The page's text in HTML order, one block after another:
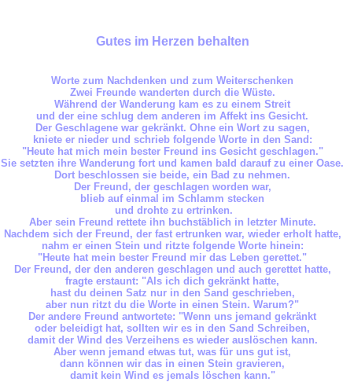
Gutes im Herzen behalten
Worte zum Nachdenken und zum Weiterschenken
Zwei Freunde wanderten durch die Wüste.
Während der Wanderung kam es zu einem Streit
und der eine schlug dem anderen im Affekt ins Gesicht.
Der Geschlagene war gekränkt. Ohne ein Wort zu sagen,
kniete er nieder und schrieb folgende Worte in den Sand:
"Heute hat mich mein bester Freund ins Gesicht geschlagen."
Sie setzten ihre Wanderung fort und kamen bald darauf zu einer Oase.
Dort beschlossen sie beide, ein Bad zu nehmen.
Der Freund, der geschlagen worden war,
blieb auf einmal im Schlamm stecken
und drohte zu ertrinken.
Aber sein Freund rettete ihn buchstäblich in letzter Minute.
Nachdem sich der Freund, der fast ertrunken war, wieder erholt hatte,
nahm er einen Stein und ritzte folgende Worte hinein:
"Heute hat mein bester Freund mir das Leben gerettet."
Der Freund, der den anderen geschlagen und auch gerettet hatte,
fragte erstaunt: "Als ich dich gekränkt hatte,
hast du deinen Satz nur in den Sand geschrieben,
aber nun ritzt du die Worte in einen Stein. Warum?"
Der andere Freund antwortete: "Wenn uns jemand gekränkt
oder beleidigt hat, sollten wir es in den Sand Schreiben,
damit der Wind des Verzeihens es wieder auslöschen kann.
Aber wenn jemand etwas tut, was für uns gut ist,
dann können wir das in einen Stein gravieren,
damit kein Wind es jemals löschen kann."